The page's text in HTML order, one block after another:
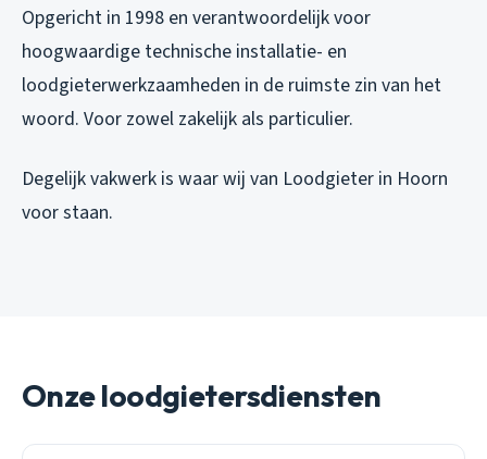
Opgericht in 1998 en verantwoordelijk voor
hoogwaardige technische installatie- en
loodgieterwerkzaamheden in de ruimste zin van het
woord. Voor zowel zakelijk als particulier.
Degelijk vakwerk is waar wij van Loodgieter in Hoorn
voor staan.
Onze loodgietersdiensten